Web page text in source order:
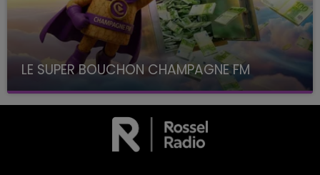
LE SUPER BOUCHON CHAMPAGNE FM
avec La Famille Champagne FM, à 8H10